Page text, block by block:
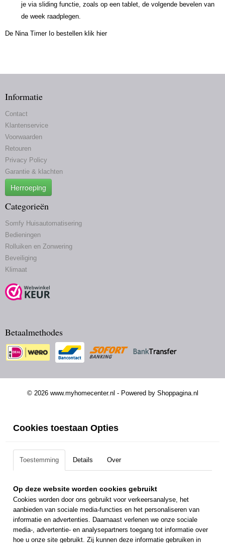
je via sliding functie, zoals op een tablet, de volgende bevelen van
de week raadplegen.
De Nina Timer Io bestellen klik hier
Informatie
Contact
Klantenservice
Voorwaarden
Retouren
Privacy Policy
Garantie & klachten
Herroeping
Categorieën
Somfy Huisautomatisering
Bedieningen
Rolluiken en Zonwering
Beveiliging
Klimaat
Betaalmethodes
© 2026 www.myhomecenter.nl - Powered by Shoppagina.nl
Cookies toestaan Opties
Toestemming Details Over
Op deze website worden cookies gebruikt
Cookies worden door ons gebruikt voor verkeersanalyse, het
aanbieden van sociale media-functies en het personaliseren van
informatie en advertenties. Daarnaast verlenen we onze sociale
media-, advertentie- en analysepartners toegang tot informatie over
hoe u onze site gebruikt. Zij kunnen deze informatie gebruiken in